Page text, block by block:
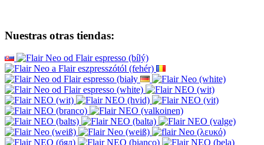
Nuestras otras tiendas: